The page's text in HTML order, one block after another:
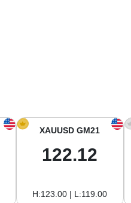
XAUUSD GM21
122.12
H:123.00 | L:119.00